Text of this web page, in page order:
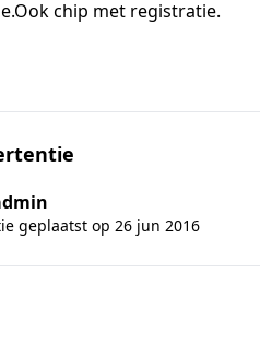
chip met registratie.
geplaatst op 26 jun 2016